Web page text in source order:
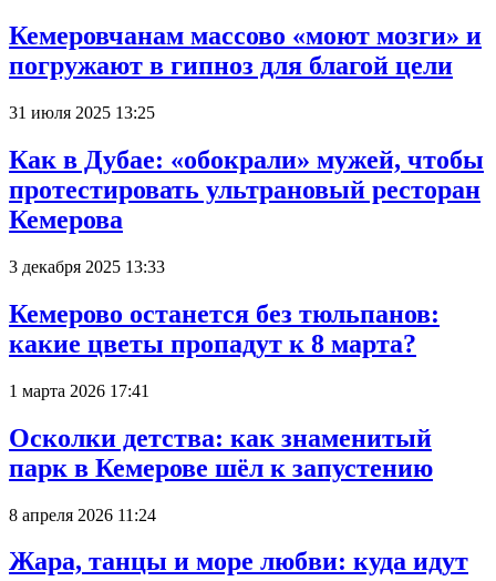
Кемеровчанам массово «моют мозги» и
погружают в гипноз для благой цели
31 июля 2025 13:25
Как в Дубае: «обокрали» мужей, чтобы
протестировать ультрановый ресторан
Кемерова
3 декабря 2025 13:33
Кемерово останется без тюльпанов:
какие цветы пропадут к 8 марта?
1 марта 2026 17:41
Осколки детства: как знаменитый
парк в Кемерове шёл к запустению
8 апреля 2026 11:24
Жара, танцы и море любви: куда идут